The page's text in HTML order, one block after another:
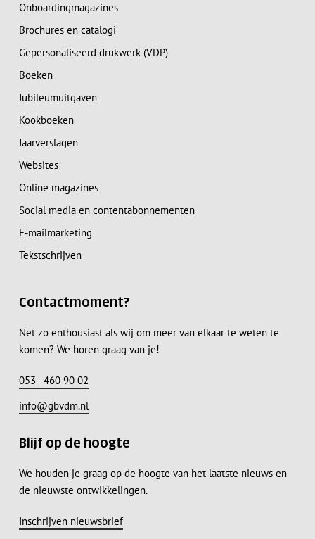
Onboardingmagazines
Brochures en catalogi
Gepersonaliseerd drukwerk (VDP)
Boeken
Jubileumuitgaven
Kookboeken
Jaarverslagen
Websites
Online magazines
Social media en contentabonnementen
E-mailmarketing
Tekstschrijven
Contactmoment?
Net zo enthousiast als wij om meer van elkaar te weten te
komen? We horen graag van je!
053 - 460 90 02
info@gbvdm.nl
Blijf op de hoogte
We houden je graag op de hoogte van het laatste nieuws en
de nieuwste ontwikkelingen.
Inschrijven nieuwsbrief